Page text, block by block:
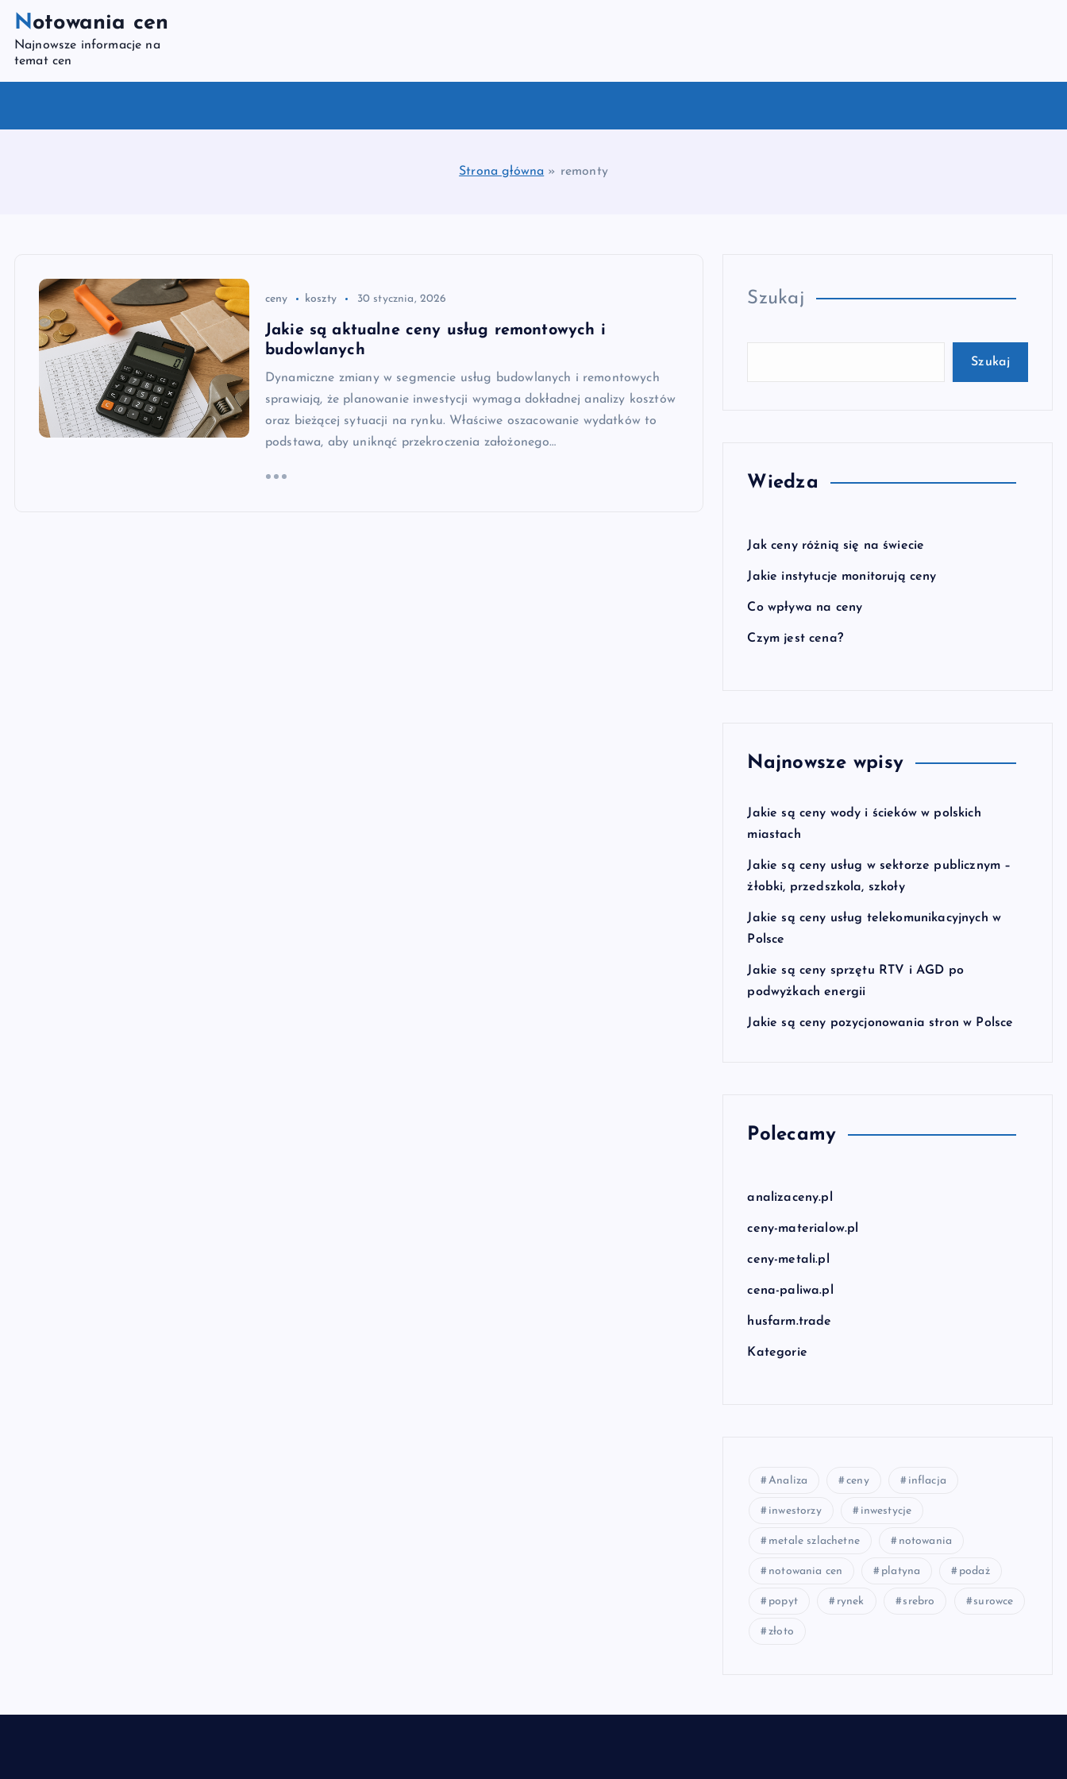
Notowania cen
Najnowsze informacje na
temat cen
Strona główna » remonty
ceny koszty 30 stycznia, 2026
Jakie są aktualne ceny usług remontowych i
budowlanych
Dynamiczne zmiany w segmencie usług budowlanych i remontowych
sprawiają, że planowanie inwestycji wymaga dokładnej analizy kosztów
oraz bieżącej sytuacji na rynku. Właściwe oszacowanie wydatków to
podstawa, aby uniknąć przekroczenia założonego…
Szukaj
Szukaj
Wiedza
Jak ceny różnią się na świecie
Jakie instytucje monitorują ceny
Co wpływa na ceny
Czym jest cena?
Najnowsze wpisy
Jakie są ceny wody i ścieków w polskich
miastach
Jakie są ceny usług w sektorze publicznym –
żłobki, przedszkola, szkoły
Jakie są ceny usług telekomunikacyjnych w
Polsce
Jakie są ceny sprzętu RTV i AGD po
podwyżkach energii
Jakie są ceny pozycjonowania stron w Polsce
Polecamy
analizaceny.pl
ceny-materialow.pl
ceny-metali.pl
cena-paliwa.pl
husfarm.trade
Kategorie
Analiza ceny inflacja
inwestorzy inwestycje
metale szlachetne notowania
notowania cen platyna podaż
popyt rynek srebro surowce
złoto